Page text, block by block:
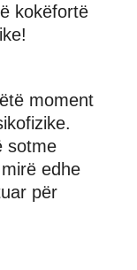
kokëfortë
moment
sotme
edhe
për